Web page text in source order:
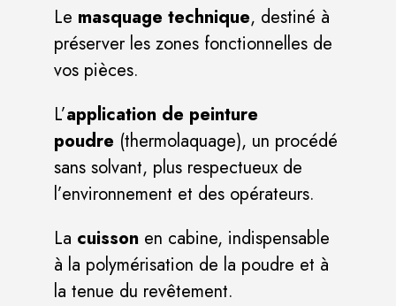
Le masquage technique, destiné à
préserver les zones fonctionnelles de
vos pièces.
L’application de peinture
poudre (thermolaquage), un procédé
sans solvant, plus respectueux de
l’environnement et des opérateurs.
La cuisson en cabine, indispensable
à la polymérisation de la poudre et à
la tenue du revêtement.